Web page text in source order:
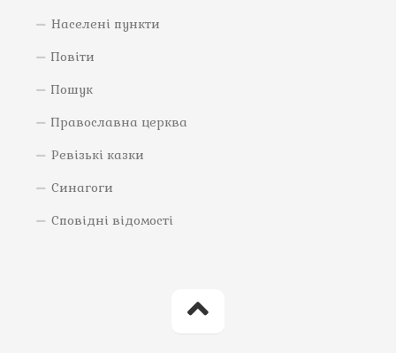
Населені пункти
Повіти
Пошук
Православна церква
Ревізькі казки
Синагоги
Сповідні відомості